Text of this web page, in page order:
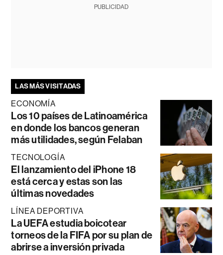
PUBLICIDAD
LAS MÁS VISITADAS
ECONOMÍA
Los 10 países de Latinoamérica
en donde los bancos generan
más utilidades, según Felaban
TECNOLOGÍA
El lanzamiento del iPhone 18
está cerca y estas son las
últimas novedades
LÍNEA DEPORTIVA
La UEFA estudia boicotear
torneos de la FIFA por su plan de
abrirse a inversión privada